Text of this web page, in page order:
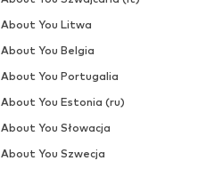
About You Litwa
About You Belgia
About You Portugalia
About You Estonia (ru)
About You Słowacja
About You Szwecja